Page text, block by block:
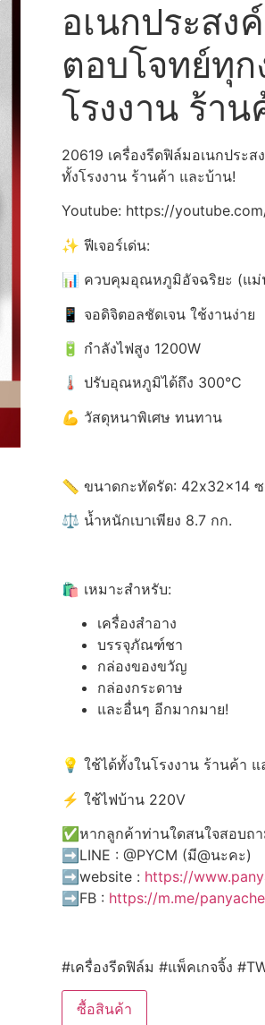
อเนกประส
ตอบโจทย์ทุก
โรงงาน ร้า
20619 เครื่องรีดฟิล์มอเนกประ
ทั้งโรงงาน ร้านค้า และบ้าน!
Youtube: https://
✨ ฟีเจอร์เด่น:
📊 ควบคุมอุณหภูมิอัจฉริยะ (แม่
📱 จอดิจิตอลชัดเจน ใช้งานง่าย
🔋 กำลังไฟสูง 1200W
🌡️ ปรับอุณหภูมิได้ถึง 300°C
💪 วัสดุหนาพิเศษ ทนทาน
📏 ขนาดกะทัดรัด: 42x32x14
⚖️ น้ำหนักเบาเพียง 8.7 กก.
🛍️ เหมาะสำหรับ:
เครื่องสำอาง
บรรจุภัณฑ์ชา
กล่องของขวัญ
กล่องกระดาษ
และอื่นๆ อีกมากมาย!
💡 ใช้ได้ทั้งในโรงงาน ร้านค้า
⚡ ใช้ไฟบ้าน 220V
✅หากลูกค้าท่านใดสนใจสอบถ
➡️LINE : @PYCM (มี@นะคะ)
➡️website : https://
➡️FB : https://m.me/
#เครื่องรีดฟิล์ม #แพ็คเกจจิ้ง
ซื้อสินค้า